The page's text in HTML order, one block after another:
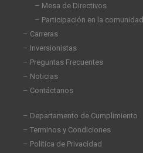
-
i
f
– Mesa de Directivos
– Participación en la comunidad
– Carreras
– Inversionistas
– Preguntas Frecuentes
– Noticias
– Contáctanos
– Departamento de Cumplimiento
– Terminos y Condiciones
– Política de Privacidad